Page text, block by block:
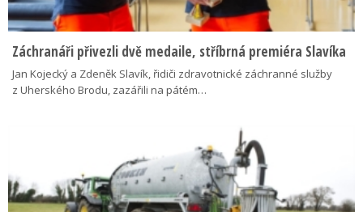
Záchranáři přivezli dvě medaile, stříbrná premiéra Slavíka
Jan Kojecký a Zdeněk Slavík, řidiči zdravotnické záchranné služby
z Uherského Brodu, zazářili na pátém…